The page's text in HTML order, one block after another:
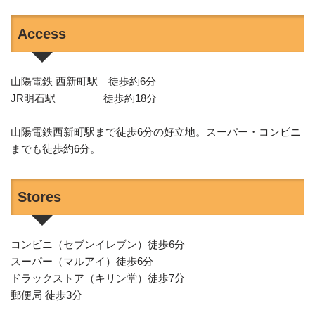
Access
山陽電鉄 西新町駅 徒歩約6分
JR明石駅 徒歩約18分
山陽電鉄西新町駅まで徒歩6分の好立地。スーパー・コンビニ
までも徒歩約6分。
Stores
コンビニ（セブンイレブン）徒歩6分
スーパー（マルアイ）徒歩6分
ドラックストア（キリン堂）徒歩7分
郵便局 徒歩3分